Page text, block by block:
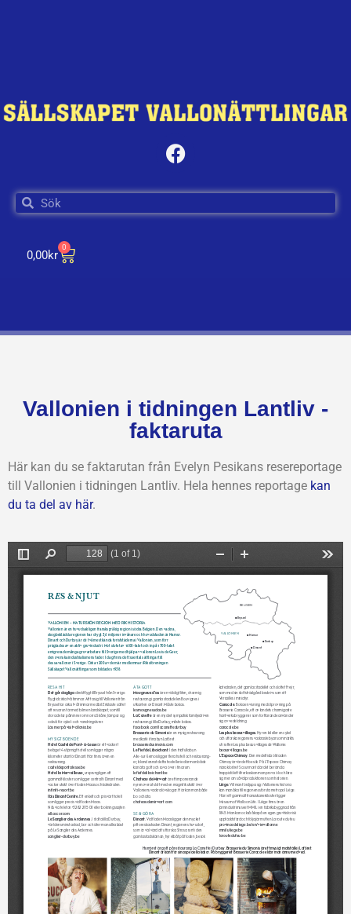
0,00kr
0
Vallonien i tidningen Lantliv -
faktaruta
Här kan du se faktarutan från Evelyn Pesikans resereportage
till Vallonien i tidningen Lantliv. Hela hennes reportage kan
du ta del av här.